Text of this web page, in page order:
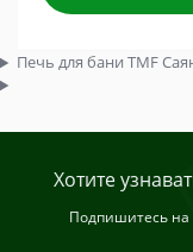
Печь для бани TMF
Хотите
Подпишитесь на